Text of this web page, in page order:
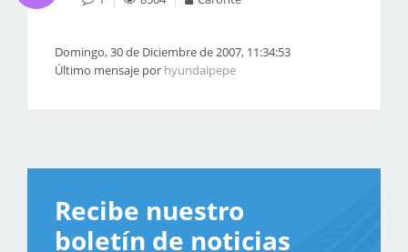
Domingo, 30 de Diciembre de 2007, 11:34:53
Último mensaje por hyundaipepe
Recibe nuestro
boletín de noticias